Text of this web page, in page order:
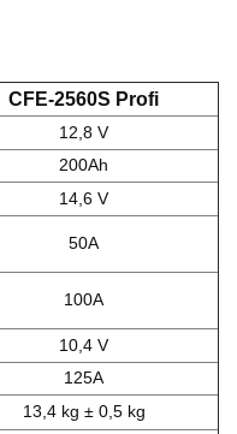
CFE-2560S Profi
12,8 V
200Ah
14,6 V
50A
100A
10,4 V
125A
13,4 kg ± 0,5 kg